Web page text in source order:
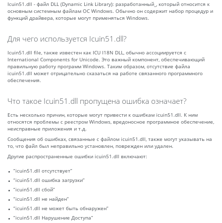
Icuin51.dll - файл DLL (Dynamic Link Library): разработанный_, который относится к
основным системным файлам ОС Windows. Обычно он содержит набор процедур и
функций драйвера, которые могут применяться Windows.
Для чего используется Icuin51.dll?
Icuin51.dll file, также известен как ICU I18N DLL, обычно ассоциируется с
International Components for Unicode. Это важный компонент, обеспечивающий
правильную работу программ Windows. Таким образом, отсутствие файла
icuin51.dll может отрицательно сказаться на работе связанного программного
обеспечения.
Что такое Icuin51.dll пропущена ошибка означает?
Есть несколько причин, которые могут привести к ошибкам icuin51.dll. К ним
относятся проблемы с реестром Windows, вредоносное программное обеспечение,
неисправные приложения и т.д.
Сообщения об ошибках, связанные с файлом icuin51.dll, также могут указывать на
то, что файл был неправильно установлен, поврежден или удален.
Другие распространенные ошибки icuin51.dll включают:
“icuin51.dll отсутствует”
“icuin51.dll ошибка загрузки”
“icuin51.dll сбой”
“icuin51.dll не найден”
“icuin51.dll не может быть обнаружен”
“icuin51.dll Нарушение Доступа”